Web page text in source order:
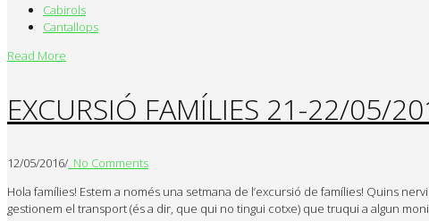
Cabirols
Cantallops
Read More
EXCURSIÓ FAMÍLIES 21-22/05/
12/05/2016/ No Comments
Hola famílies! Estem a només una setmana de l’excursió de famílies! Quins
gestionem el transport (és a dir, que qui no tingui cotxe) que truqui a algun